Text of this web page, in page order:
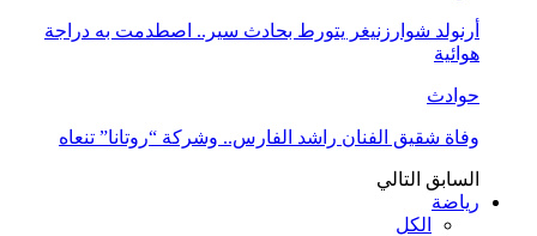
أرنولد شوارزنيغر يتورط بحادث سير.. اصطدمت به دراجة
هوائية
حوادث
وفاة شقيق الفنان راشد الفارس.. وشركة “روتانا” تنعاه
السابق التالي
رياضة
الكل